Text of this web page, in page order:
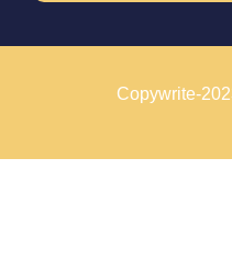
Copywrite-